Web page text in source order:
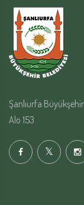
Şanlıurfa
Alo 153